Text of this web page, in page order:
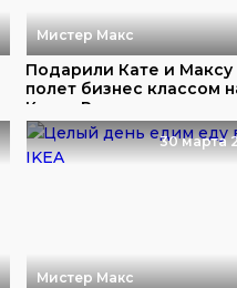
Мистер Макс
Подарили Кате и Максу
полет бизнес классом
Коста Рику
30 марта
Мистер Макс